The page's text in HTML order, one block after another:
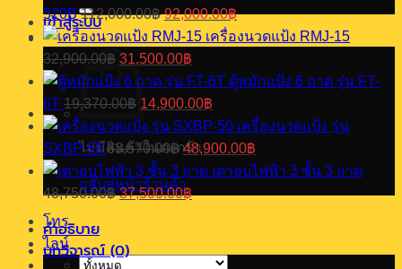
เข้าสู่ระบบ
ไม่มีสินค้าในตะกร้า
กลับสู่หน้าร้านค้า
โทร
ไลน์
โต๊ะ
รุ่น
BDQ-
420
ชิ้น
520B 112,000.00฿ Original
price
was:
112,000.00฿.
92,000.00฿
price
is:
เครื่องนวดแป้ง RMJ-15
32,900.00฿ Original
price
was:
32,900.00฿.
31,500.00฿
price
is:
31,500.00฿.
ตู้หมักแป้ง 6 ถาด รุ่น FT-
6T 19,370.00฿ Original
price
was:
19,370.00฿.
14,900.00฿
price
is:
14,900.00฿.
เครื่องนวดแป้ง รุ่น
SXBP-50 63,570.00฿Original
price
was:
63,570.00฿.
48,900.00฿
price
is:
48,900.00฿.
เตาอบไฟฟ้า 3 ชั้น 3 ถาด
48,750.00฿Original
price
37,500.00฿
price
คำอธิบาย
บทวิจารณ์ (0)